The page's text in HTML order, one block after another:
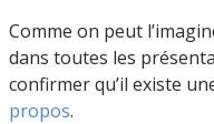
Comme on peut
dans toutes les
confirmer qu’il existe
propos.